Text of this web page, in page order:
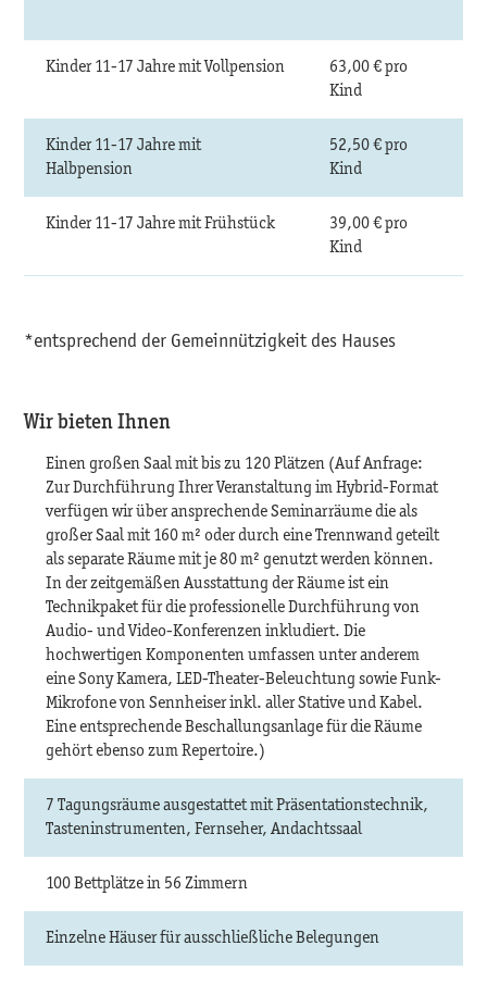
Kinder 11-17 Jahre mit Vollpension
63,00 € pro
Kind
Kinder 11-17 Jahre mit
Halbpension
52,50 € pro
Kind
Kinder 11-17 Jahre mit Frühstück
39,00 € pro
Kind
*entsprechend der Gemeinnützigkeit des Hauses
Wir bieten Ihnen
Einen großen Saal mit bis zu 120 Plätzen (Auf Anfrage:
Zur Durchführung Ihrer Veranstaltung im Hybrid-Format
verfügen wir über ansprechende Seminarräume die als
großer Saal mit 160 m² oder durch eine Trennwand geteilt
als separate Räume mit je 80 m² genutzt werden können.
In der zeitgemäßen Ausstattung der Räume ist ein
Technikpaket für die professionelle Durchführung von
Audio- und Video-Konferenzen inkludiert. Die
hochwertigen Komponenten umfassen unter anderem
eine Sony Kamera, LED-Theater-Beleuchtung sowie Funk-
Mikrofone von Sennheiser inkl. aller Stative und Kabel.
Eine entsprechende Beschallungsanlage für die Räume
gehört ebenso zum Repertoire.)
7 Tagungsräume ausgestattet mit Präsentationstechnik,
Tasteninstrumenten, Fernseher, Andachtssaal
100 Bettplätze in 56 Zimmern
Einzelne Häuser für ausschließliche Belegungen